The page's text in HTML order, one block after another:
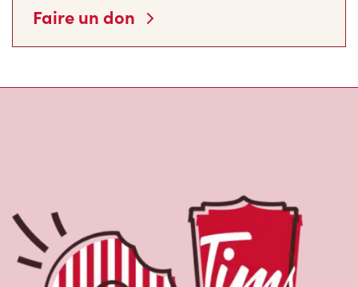
Faire un don